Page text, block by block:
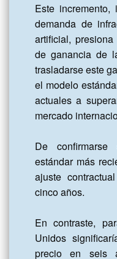
Este
demanda de
artificial,
de ganancia de
trasladarse este
el modelo
actuales a
mercado
De
estándar más
ajuste
cinco años.
En contraste,
Unidos
precio en seis